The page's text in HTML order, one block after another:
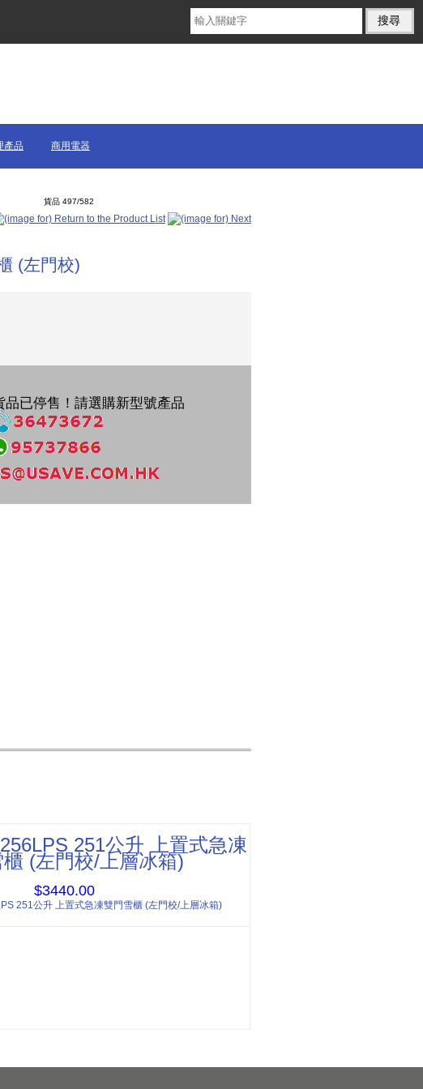
產品 商用電器
貨品 497/582
(左門校)
251公升 上置式急凍
(左門校/上層冰箱)
$3440.00